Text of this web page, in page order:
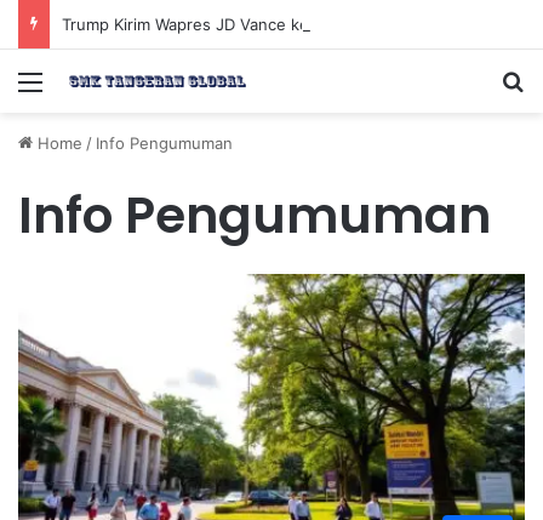
Menu
Home / Info Pengumuman
Info Pengumuman